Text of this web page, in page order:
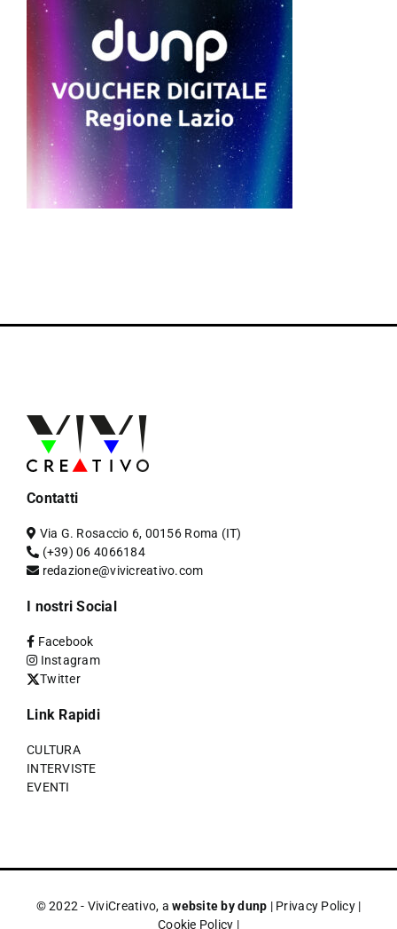
Contatti
Via G. Rosaccio 6, 00156 Roma (IT)
(+39) 06 4066184
redazione@vivicreativo.com
I nostri Social
Facebook
Instagram
Twitter
Link Rapidi
CULTURA
INTERVISTE
EVENTI
© 2022 - ViviCreativo, awebsite by dunp | Privacy Policy|
Cookie Policy |